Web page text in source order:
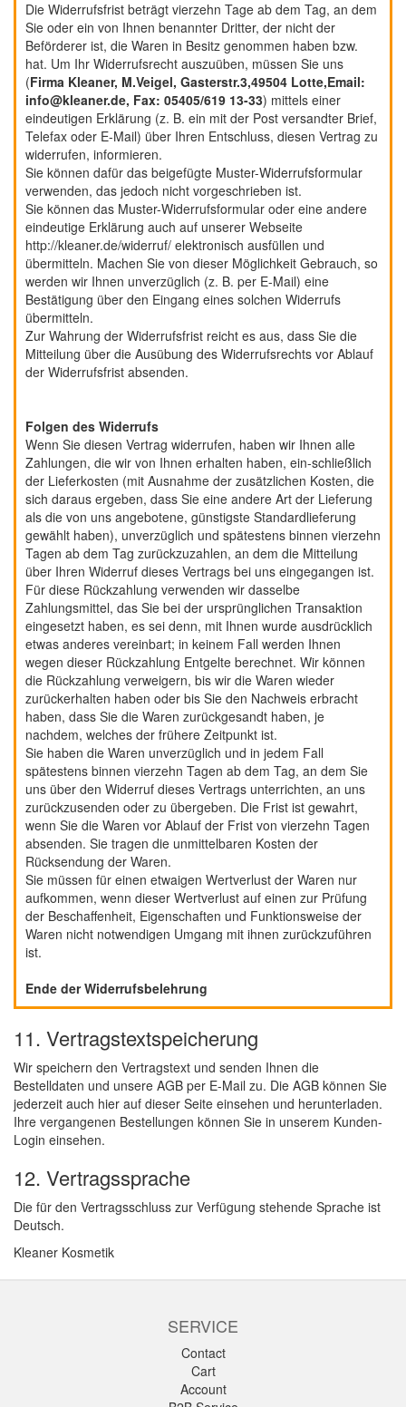
Die Widerrufsfrist beträgt vierzehn Tage ab dem Tag, an dem
Sie oder ein von Ihnen benannter Dritter, der nicht der
Beförderer ist, die Waren in Besitz genommen haben bzw.
hat. Um Ihr Widerrufsrecht auszuüben, müssen Sie uns
(Firma Kleaner, M.Veigel, Gasterstr.3,49504 Lotte,Email:
info@kleaner.de, Fax: 05405/619 13-33) mittels einer
eindeutigen Erklärung (z. B. ein mit der Post versandter Brief,
Telefax oder E-Mail) über Ihren Entschluss, diesen Vertrag zu
widerrufen, informieren.
Sie können dafür das beigefügte Muster-Widerrufsformular
verwenden, das jedoch nicht vorgeschrieben ist.
Sie können das Muster-Widerrufsformular oder eine andere
eindeutige Erklärung auch auf unserer Webseite
http://kleaner.de/widerruf/ elektronisch ausfüllen und
übermitteln. Machen Sie von dieser Möglichkeit Gebrauch, so
werden wir Ihnen unverzüglich (z. B. per E-Mail) eine
Bestätigung über den Eingang eines solchen Widerrufs
übermitteln.
Zur Wahrung der Widerrufsfrist reicht es aus, dass Sie die
Mitteilung über die Ausübung des Widerrufsrechts vor Ablauf
der Widerrufsfrist absenden.
Folgen des Widerrufs
Wenn Sie diesen Vertrag widerrufen, haben wir Ihnen alle
Zahlungen, die wir von Ihnen erhalten haben, ein-schließlich
der Lieferkosten (mit Ausnahme der zusätzlichen Kosten, die
sich daraus ergeben, dass Sie eine andere Art der Lieferung
als die von uns angebotene, günstigste Standardlieferung
gewählt haben), unverzüglich und spätestens binnen vierzehn
Tagen ab dem Tag zurückzuzahlen, an dem die Mitteilung
über Ihren Widerruf dieses Vertrags bei uns eingegangen ist.
Für diese Rückzahlung verwenden wir dasselbe
Zahlungsmittel, das Sie bei der ursprünglichen Transaktion
eingesetzt haben, es sei denn, mit Ihnen wurde ausdrücklich
etwas anderes vereinbart; in keinem Fall werden Ihnen
wegen dieser Rückzahlung Entgelte berechnet. Wir können
die Rückzahlung verweigern, bis wir die Waren wieder
zurückerhalten haben oder bis Sie den Nachweis erbracht
haben, dass Sie die Waren zurückgesandt haben, je
nachdem, welches der frühere Zeitpunkt ist.
Sie haben die Waren unverzüglich und in jedem Fall
spätestens binnen vierzehn Tagen ab dem Tag, an dem Sie
uns über den Widerruf dieses Vertrags unterrichten, an uns
zurückzusenden oder zu übergeben. Die Frist ist gewahrt,
wenn Sie die Waren vor Ablauf der Frist von vierzehn Tagen
absenden. Sie tragen die unmittelbaren Kosten der
Rücksendung der Waren.
Sie müssen für einen etwaigen Wertverlust der Waren nur
aufkommen, wenn dieser Wertverlust auf einen zur Prüfung
der Beschaffenheit, Eigenschaften und Funktionsweise der
Waren nicht notwendigen Umgang mit ihnen zurückzuführen
ist.
Ende der Widerrufsbelehrung
11. Vertragstextspeicherung
Wir speichern den Vertragstext und senden Ihnen die
Bestelldaten und unsere AGB per E-Mail zu. Die AGB können Sie
jederzeit auch hier auf dieser Seite einsehen und herunterladen.
Ihre vergangenen Bestellungen können Sie in unserem Kunden-
Login einsehen.
12. Vertragssprache
Die für den Vertragsschluss zur Verfügung stehende Sprache ist
Deutsch.
Kleaner Kosmetik
SERVICE
Contact
Cart
Account